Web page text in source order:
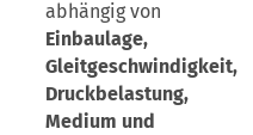
abhängig von
Einbaulage,
Gleitgeschwindigkeit,
Druckbelastung,
Medium und